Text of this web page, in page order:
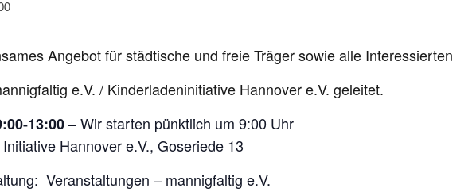
Angebot für städtische und freie Träger sowie alle Interessierten
e.V. / Kinderladeninitiative Hannover e.V. geleitet.
13:00– Wir starten pünktlich um 9:00 Uhr
Hannover e.V., Goseriede 13
Veranstaltungen – mannigfaltig e.V.